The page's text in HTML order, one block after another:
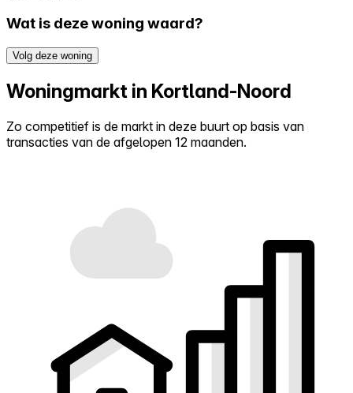
Wat is deze woning waard?
Volg deze woning
Woningmarkt in Kortland-Noord
Zo competitief is de markt in deze buurt op basis van
transacties van de afgelopen 12 maanden.